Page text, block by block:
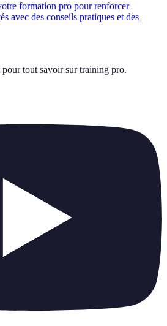
formation pro pour renforcer
avec des conseils pratiques et des
tout savoir sur training pro.